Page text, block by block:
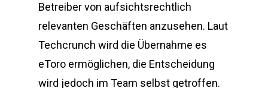
Betreiber von aufsichtsrechtlich
relevanten Geschäften anzusehen. Laut
Techcrunch wird die Übernahme es
eToro ermöglichen, die Entscheidung
wird jedoch im Team selbst getroffen.